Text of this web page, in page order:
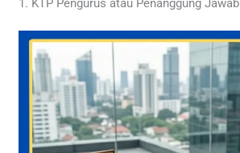
1. KTP Pengurus atau Penanggung Jawab